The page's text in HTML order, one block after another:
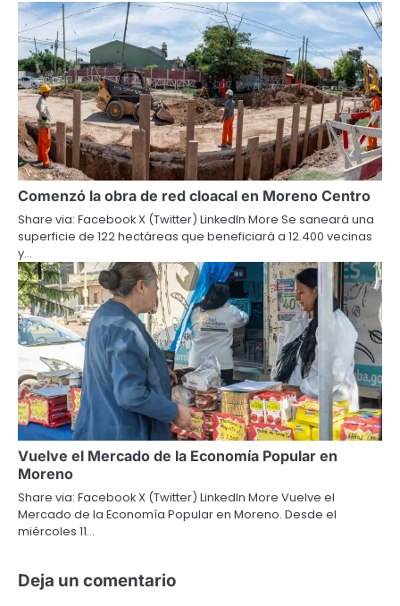
Comenzó la obra de red cloacal en Moreno Centro
Share via: Facebook X (Twitter) LinkedIn More Se saneará una
superficie de 122 hectáreas que beneficiará a 12.400 vecinas
y…
Vuelve el Mercado de la Economía Popular en
Moreno
Share via: Facebook X (Twitter) LinkedIn More Vuelve el
Mercado de la Economía Popular en Moreno. Desde el
miércoles 11…
Deja un comentario